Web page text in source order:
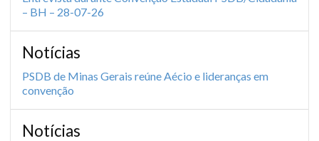
– BH – 28-07-26
Notícias
PSDB de Minas Gerais reúne Aécio e lideranças em
convenção
Notícias